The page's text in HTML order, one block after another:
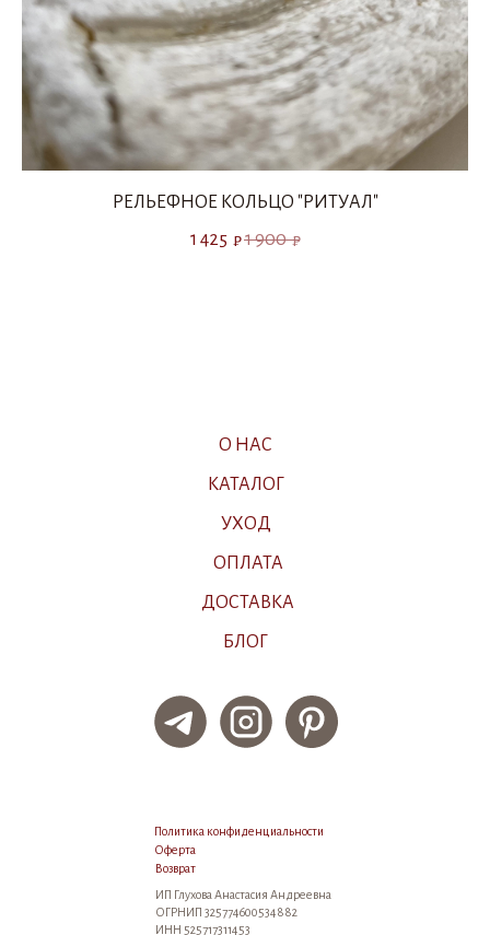
РЕЛЬЕФНОЕ КОЛЬЦО "РИТУАЛ"
1 425 ₽1 900 ₽
КАТАЛОГ
БЛОГ
УХОД
О НАС
ОПЛАТА
ДОСТАВКА
Оферта
Возврат
Политика конфиденциальности
ИП Глухова Анастасия Андреевна
ОГРНИП 325774600534882
ИНН 525717311453